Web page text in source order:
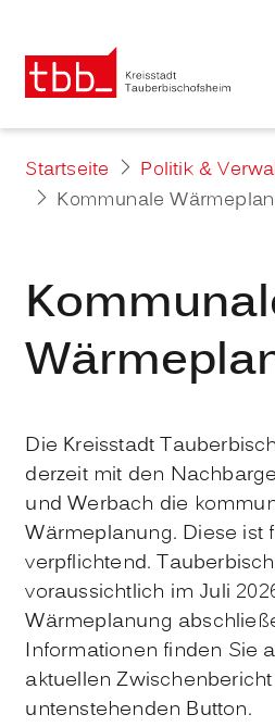
Startseite Politik &
Kommunale
Die Kreisstadt
derzeit mit den
und Werbach die
Wärmeplanung. Diese ist
verpflichtend.
voraussichtlich im Juli
Wärmeplanung
Informationen finden Sie
aktuellen
untenstehenden Button.